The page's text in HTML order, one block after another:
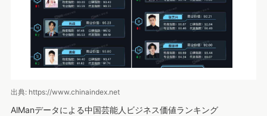
出典: https://www.chinaindex.net
AlManデータによる中国芸能人ビジネス価値ランキング